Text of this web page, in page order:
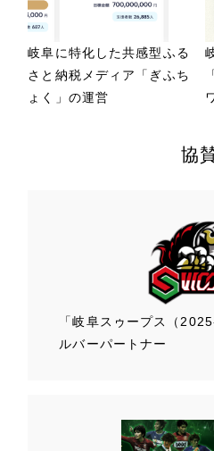
岐阜に特化した共感型ふる
さと納税メディア「ぎふち
ょく」の運営
協
「岐阜スゥープス （
ルバーパートナー